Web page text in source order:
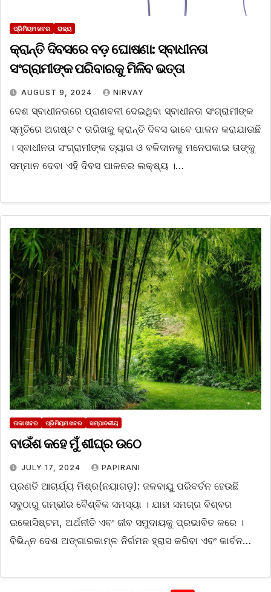
ପ୍ରିମିୟମ ଖବର ରାଜ୍ୟ
କ୍ରାନ୍ତି ଦିବସରେ ବଡ଼ ଘୋଷଣା: ସ୍ବାଧୀନତା
ସଂଗ୍ରାମୀଙ୍କ ପରିବାରକୁ ମିଳିବ ଭତ୍ତା
AUGUST 9, 2024 NIRVAY
ଦେଶ ସ୍ବାଧୀନତାରେ ପ୍ରାଣବଳୀ ଦେଇଥିବା ସ୍ବାଧୀନତା ସଂଗ୍ରାମୀଙ୍କ
ସ୍ମୃତିରେ ଅଗଷ୍ଟ ୯ ତାରିଖକୁ କ୍ରାନ୍ତି ଦିବସ ଭାବେ ପାଳନ କରାଯାଉଛି
। ସ୍ବାଧୀନତା ସଂଗ୍ରାମୀଙ୍କ ତ୍ୟାଗ ଓ ବଳିଦାନକୁ ମନେପକାଇ ତାଙ୍କୁ
ସମ୍ମାନ ଦେବା ଏହି ଦିବସ ପାଳନର ଲକ୍ଷ୍ୟ ।…
ତାଜା ଖବର ପ୍ରିମିୟମ ଖବର ସମ୍ପାଦକୀୟ
ବାଉଁଶ କହେ ମୁଁ ଶୀଘ୍ର ଉଠେ
JULY 17, 2024 PAPIRANI
ପ୍ରଣତି ଆଚାର୍ଯ୍ୟ ମିଶ୍ର(ନୟାଗଡ଼): ଜଳବାୟୁ ପରିବର୍ତନ ହେଉଛି
ସବୁଠାରୁ ଗମ୍ଭୀର ବୈଶ୍ବିକ ସମସ୍ୟା । ଯାହା ସମଗ୍ର ବିଶ୍ବର
ଇକୋସିଷ୍ଟମ, ଅର୍ଥନୀତି ଏବଂ ଜୀବ ସମୁଦାୟକୁ ପ୍ରଭାବିତ କରେ ।
ବିଭିନ୍ନ ଦେଶ ଅଙ୍ଗାରକାମ୍ଳ ନିର୍ଗମନ ହ୍ରାସ କରିବା ଏବଂ କାର୍ବନ…